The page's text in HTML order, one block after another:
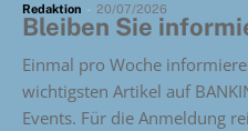
Redaktion - 20/07/2026
Bleiben Sie
Einmal pro Woche
wichtigsten Artikel auf
Events. Für die Anmeldung